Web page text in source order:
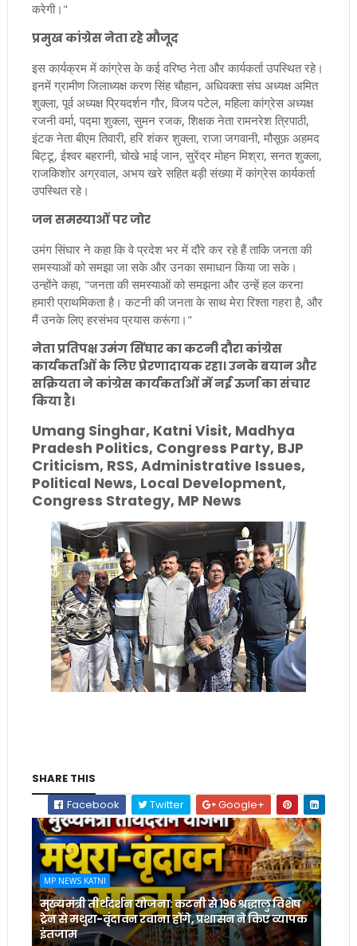
करेगी।"
प्रमुख कांग्रेस नेता रहे मौजूद
इस कार्यक्रम में कांग्रेस के कई वरिष्ठ नेता और कार्यकर्ता उपस्थित रहे।
इनमें ग्रामीण जिलाध्यक्ष करण सिंह चौहान, अधिवक्ता संघ अध्यक्ष अमित
शुक्ला, पूर्व अध्यक्ष प्रियदर्शन गौर, विजय पटेल, महिला कांग्रेस अध्यक्ष
रजनी वर्मा, पद्मा शुक्ला, सुमन रजक, शिक्षक नेता रामनरेश त्रिपाठी,
इंटक नेता बीएम तिवारी, हरि शंकर शुक्ला, राजा जगवानी, मौसूफ़ अहमद
बिट्टू, ईश्वर बहरानी, चोखे भाई जान, सुरेंद्र मोहन मिश्रा, सनत शुक्ला,
राजकिशोर अग्रवाल, अभय खरे सहित बड़ी संख्या में कांग्रेस कार्यकर्ता
उपस्थित रहे।
जन समस्याओं पर जोर
उमंग सिंघार ने कहा कि वे प्रदेश भर में दौरे कर रहे हैं ताकि जनता की
समस्याओं को समझा जा सके और उनका समाधान किया जा सके।
उन्होंने कहा, "जनता की समस्याओं को समझना और उन्हें हल करना
हमारी प्राथमिकता है। कटनी की जनता के साथ मेरा रिश्ता गहरा है, और
मैं उनके लिए हरसंभव प्रयास करूंगा।"
नेता प्रतिपक्ष उमंग सिंघार का कटनी दौरा कांग्रेस
कार्यकर्ताओं के लिए प्रेरणादायक रहा। उनके बयान और
सक्रियता ने कांग्रेस कार्यकर्ताओं में नई ऊर्जा का संचार
किया है।
Umang Singhar, Katni Visit, Madhya
Pradesh Politics, Congress Party, BJP
Criticism, RSS, Administrative Issues,
Political News, Local Development,
Congress Strategy, MP News
SHARE THIS
Facebook
Twitter Google+
MP NEWS KATNI
मुख्यमंत्री तीर्थदर्शन योजना: कटनी से 196 श्रद्धालु विशेष
ट्रेन से मथुरा-वृंदावन रवाना होंगे, प्रशासन ने किए व्यापक
इंतजाम